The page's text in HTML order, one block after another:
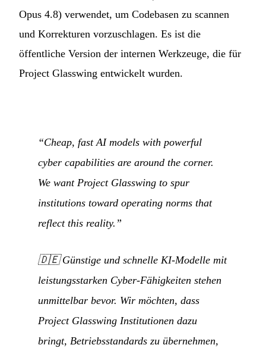
Opus 4.8) verwendet, um Codebasen zu scannen
und Korrekturen vorzuschlagen. Es ist die
öffentliche Version der internen Werkzeuge, die für
Project Glasswing entwickelt wurden.
“Cheap, fast AI models with powerful
cyber capabilities are around the corner.
We want Project Glasswing to spur
institutions toward operating norms that
reflect this reality.”
🇩🇪Günstige und schnelle KI-Modelle mit
leistungsstarken Cyber-Fähigkeiten stehen
unmittelbar bevor. Wir möchten, dass
Project Glasswing Institutionen dazu
bringt, Betriebsstandards zu übernehmen,